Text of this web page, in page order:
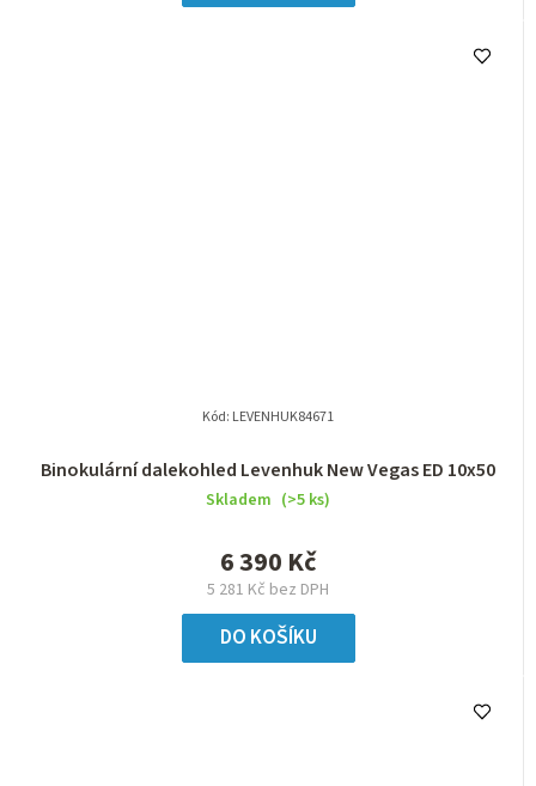
Binokulární dalekohled Levenhuk New Vegas ED 10x50
Skladem (>5 ks)
5 281 Kč bez DPH
6 390 Kč
DO KOŠÍKU
Kód: LEVENHUK84671